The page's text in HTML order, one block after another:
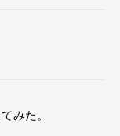
みた。